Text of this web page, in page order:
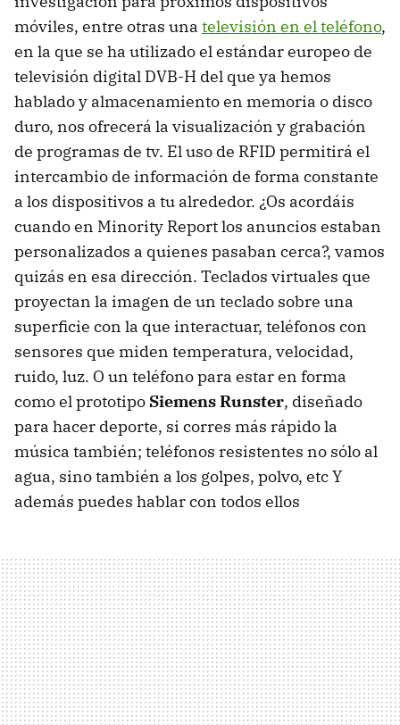
móviles, entre otras una televisión en el teléfono,
en la que se ha utilizado el estándar europeo de
televisión digital DVB-H del que ya hemos
hablado y almacenamiento en memoria o disco
duro, nos ofrecerá la visualización y grabación
de programas de tv. El uso de RFID permitirá el
intercambio de información de forma constante
a los dispositivos a tu alrededor. ¿Os acordáis
cuando en Minority Report los anuncios estaban
personalizados a quienes pasaban cerca?, vamos
quizás en esa dirección. Teclados virtuales que
proyectan la imagen de un teclado sobre una
superficie con la que interactuar, teléfonos con
sensores que miden temperatura, velocidad,
ruido, luz. O un teléfono para estar en forma
como el prototipo Siemens Runster, diseñado
para hacer deporte, si corres más rápido la
música también; teléfonos resistentes no sólo al
agua, sino también a los golpes, polvo, etc Y
además puedes hablar con todos ellos